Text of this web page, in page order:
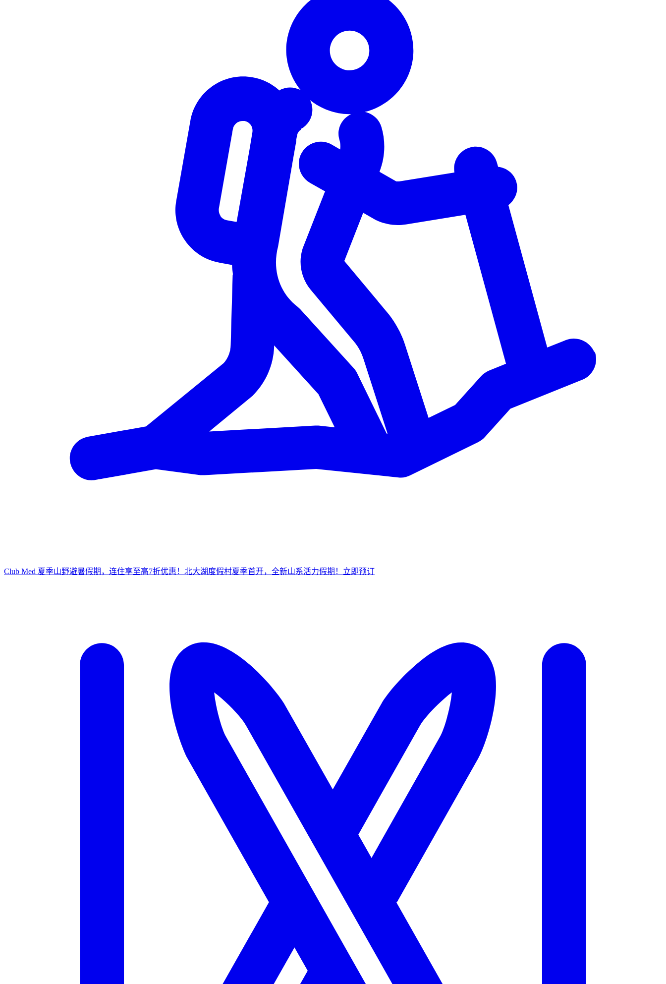
Club Med 夏季山野避暑假期，连住享至高7折优惠！ 北大湖度假村夏季首开，全新山系活力假期！ 立 即预订